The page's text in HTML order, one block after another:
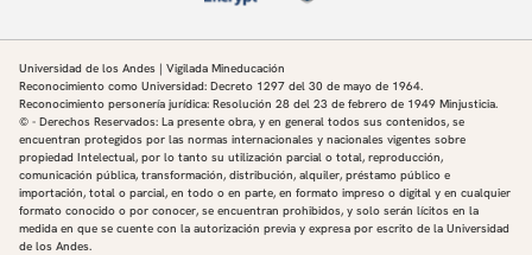
Universidad de los Andes | Vigilada Mineducación
Reconocimiento como Universidad: Decreto 1297 del 30 de mayo de 1964.
Reconocimiento personería jurídica: Resolución 28 del 23 de febrero de 1949 Minjusticia.
© - Derechos Reservados: La presente obra, y en general todos sus contenidos, se
encuentran protegidos por las normas internacionales y nacionales vigentes sobre
propiedad Intelectual, por lo tanto su utilización parcial o total, reproducción,
comunicación pública, transformación, distribución, alquiler, préstamo público e
importación, total o parcial, en todo o en parte, en formato impreso o digital y en cualquier
formato conocido o por conocer, se encuentran prohibidos, y solo serán lícitos en la
medida en que se cuente con la autorización previa y expresa por escrito de la Universidad
de los Andes.